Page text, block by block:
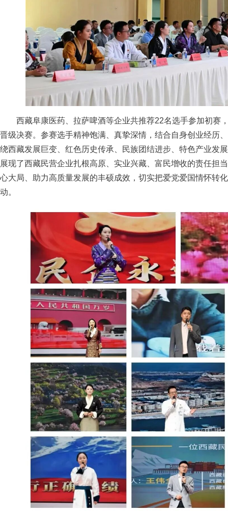
西藏阜康医药、拉萨啤酒等企业共推荐22名选手参加初赛
晋级决赛。参赛选手精神饱满、真挚深情，结合自身创业经历
绕西藏发展巨变、红色历史传承、民族团结进步、特色产业发
展现了西藏民营企业扎根高原、实业兴藏、富民增收的责任担
心大局、助力高质量发展的丰硕成效，切实把爱党爱国情怀转
动。